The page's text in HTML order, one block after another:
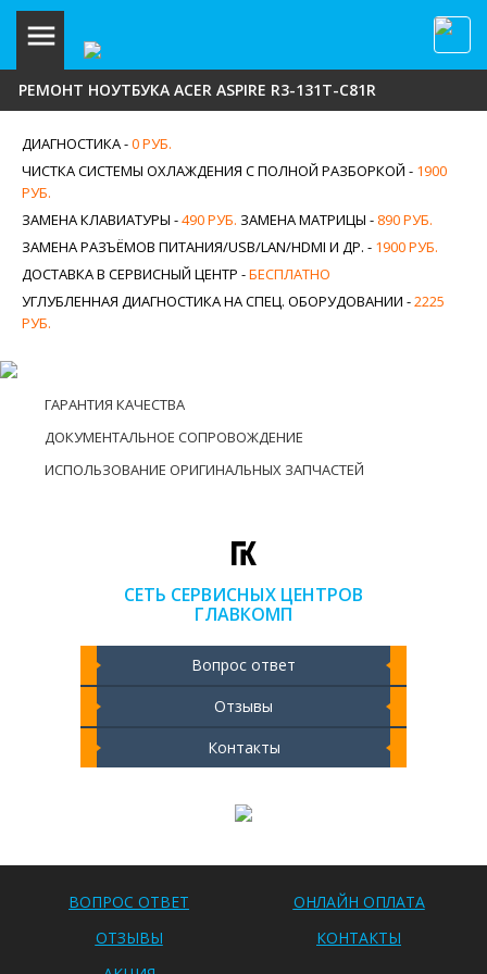
СЕТЬ СЕРВИСНЫХ ЦЕНТРОВ
ГЛАВКОМП
Вопрос ответ
Отзывы
Контакты
РЕМОНТ НОУТБУКА ACER ASPIRE R3-131T-C81R
ДИАГНОСТИКА -0 РУБ.
ЧИСТКА СИСТЕМЫ ОХЛАЖДЕНИЯ С ПОЛНОЙ РАЗБОРКОЙ - 1900
РУБ.
ЗАМЕНА КЛАВИАТУРЫ -490 РУБ. ЗАМЕНА МАТРИЦЫ - 890 РУБ.
ЗАМЕНА РАЗЪЁМОВ ПИТАНИЯ/USB/LAN/HDMI И ДР. - 1900 РУБ.
ДОСТАВКА В СЕРВИСНЫЙ ЦЕНТР -БЕСПЛАТНО
УГЛУБЛЕННАЯ ДИАГНОСТИКА НА СПЕЦ. ОБОРУДОВАНИИ -2225
РУБ.
ГАРАНТИЯ КАЧЕСТВА
ДОКУМЕНТАЛЬНОЕ СОПРОВОЖДЕНИЕ
ИСПОЛЬЗОВАНИЕ ОРИГИНАЛЬНЫХ ЗАПЧАСТЕЙ
ВОПРОС ОТВЕТ
ОНЛАЙН ОПЛАТА
ОТЗЫВЫ
КОНТАКТЫ